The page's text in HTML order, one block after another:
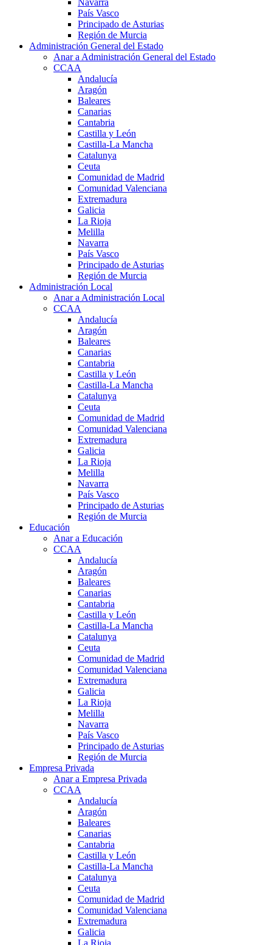
País Vasco
Principado de Asturias
Región de Murcia
Administración General del Estado
Anar a Administración General del Estado
CCAA
Andalucía
Aragón
Baleares
Canarias
Cantabria
Castilla y León
Castilla-La Mancha
Catalunya
Ceuta
Comunidad de Madrid
Comunidad Valenciana
Extremadura
Galicia
La Rioja
Melilla
Navarra
País Vasco
Principado de Asturias
Región de Murcia
Administración Local
Anar a Administración Local
CCAA
Andalucía
Aragón
Baleares
Canarias
Cantabria
Castilla y León
Castilla-La Mancha
Catalunya
Ceuta
Comunidad de Madrid
Comunidad Valenciana
Extremadura
Galicia
La Rioja
Melilla
Navarra
País Vasco
Principado de Asturias
Región de Murcia
Educación
Anar a Educación
CCAA
Andalucía
Aragón
Baleares
Canarias
Cantabria
Castilla y León
Castilla-La Mancha
Catalunya
Ceuta
Comunidad de Madrid
Comunidad Valenciana
Extremadura
Galicia
La Rioja
Melilla
Navarra
País Vasco
Principado de Asturias
Región de Murcia
Empresa Privada
Anar a Empresa Privada
CCAA
Andalucía
Aragón
Baleares
Canarias
Cantabria
Castilla y León
Castilla-La Mancha
Catalunya
Ceuta
Comunidad de Madrid
Comunidad Valenciana
Extremadura
Galicia
La Rioja